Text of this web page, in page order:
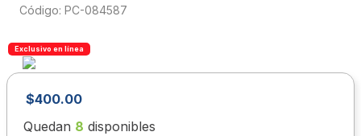
: PC-084587
Exclusivo en línea
$400.00
Quedan 8 disponibles
4.
colores
5.
cuadernos
6.
7.
escolar
8.
sacapuntas